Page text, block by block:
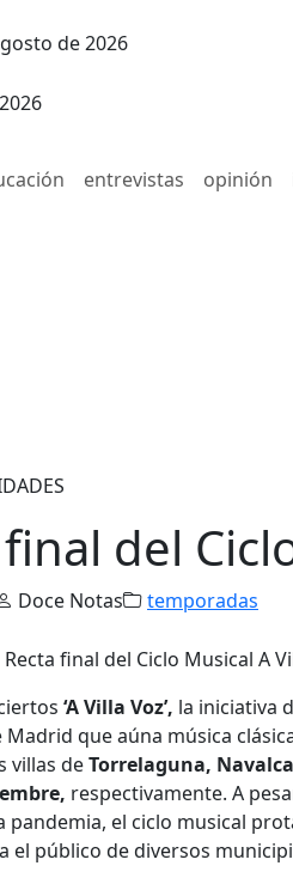
de 2026
entrevistas opinión
del
Doce Notas temporadas
‘A Villa Voz’, la iniciativa
Madrid que aúna música
villas deTorrelaguna,
respectivamente. A
pandemia, el ciclo musical
el público de diversos